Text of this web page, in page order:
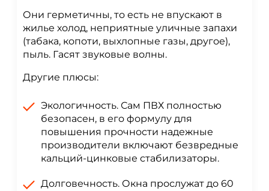
Они герметичны, то есть не впускают в
жилье холод, неприятные уличные запахи
(табака, копоти, выхлопные газы, другое),
пыль. Гасят звуковые волны.
Другие плюсы:
Экологичность. Сам ПВХ полностью
безопасен, в его формулу для
повышения прочности надежные
производители включают безвредные
кальций-цинковые стабилизаторы.
Долговечность. Окна прослужат до 60